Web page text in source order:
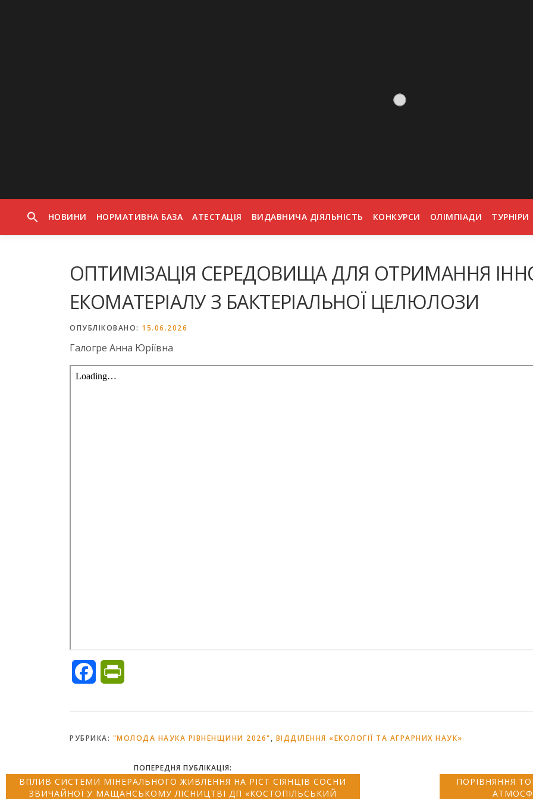
НОВИНИ НОРМАТИВНА БАЗА АТЕСТАЦІЯ ВИДАВНИЧА ДІЯЛЬНІСТЬ КОНКУРСИ ОЛІМПІАДИ ТУРНІРИ
ОПТИМІЗАЦІЯ СЕРЕДОВИЩА ДЛЯ ОТРИМАННЯ
ЕКОМАТЕРІАЛУ З БАКТЕРІАЛЬНОЇ ЦЕЛЮЛОЗИ
ОПУБЛІКОВАНО: 15.06.2026
Галогре Анна Юріївна
Facebook
РУБРИКА: "МОЛОДА НАУКА РІВНЕНЩИНИ 2026", ВІДДІЛЕННЯ «ЕКОЛОГІЇ ТА АГРАРНИХ НАУК»
ПОПЕРЕДНЯ ПУБЛІКАЦІЯ:
ВПЛИВ СИСТЕМИ МІНЕРАЛЬНОГО ЖИВЛЕННЯ НА РІСТ СІЯНЦІВ СОСНИ
ЗВИЧАЙНОЇ У МАЩАНСЬКОМУ ЛІСНИЦТВІ ДП «КОСТОПІЛЬСЬКИЙ
ПОРІВНЯННЯ